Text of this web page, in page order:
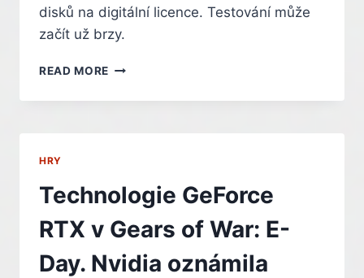
disků na digitální licence. Testování může
začít už brzy.
READ MORE XBOX
CHYSTÁ
FYZICKÝCH
DISKŮ
HRY
Technologie GeForce
RTX v Gears of War: E-
Day. Nvidia oznámila